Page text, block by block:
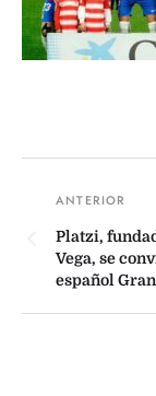
Platzi,
Vega, se
español